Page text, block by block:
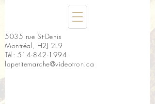
5035 rue St-Denis
Montréal, H2J 2L9
Tél: 514-842-1994
lapetitemarche@videotron.ca